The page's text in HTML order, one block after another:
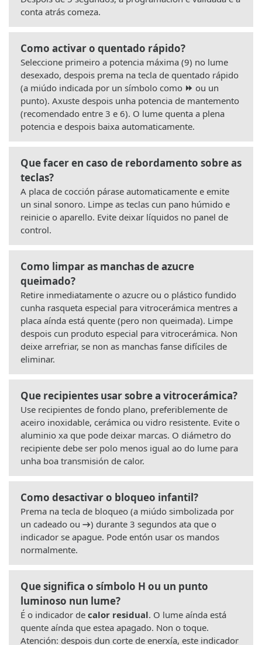
conta atrás comeza.
Como activar o quentado rápido?
Seleccione primeiro a potencia máxima (9) no lume
desexado, despois prema na tecla de quentado rápido
(a miúdo indicada por un símbolo como ⏩ ou un
punto). Axuste despois unha potencia de mantemento
(recomendado entre 3 e 6). O lume quenta a plena
potencia e despois baixa automaticamente.
Que facer en caso de rebordamento sobre as
teclas?
A placa de cocción párase automaticamente e emite
un sinal sonoro. Limpe as teclas cun pano húmido e
reinicie o aparello. Evite deixar líquidos no panel de
control.
Como limpar as manchas de azucre
queimado?
Retire inmediatamente o azucre ou o plástico fundido
cunha rasqueta especial para vitrocerámica mentres a
placa aínda está quente (pero non queimada). Limpe
despois cun produto especial para vitrocerámica. Non
deixe arrefriar, se non as manchas fanse difíciles de
eliminar.
Que recipientes usar sobre a vitrocerámica?
Use recipientes de fondo plano, preferiblemente de
aceiro inoxidable, cerámica ou vidro resistente. Evite o
aluminio xa que pode deixar marcas. O diámetro do
recipiente debe ser polo menos igual ao do lume para
unha boa transmisión de calor.
Como desactivar o bloqueo infantil?
Prema na tecla de bloqueo (a miúdo simbolizada por
un cadeado ou →) durante 3 segundos ata que o
indicador se apague. Pode entón usar os mandos
normalmente.
Que significa o símbolo H ou un punto
luminoso nun lume?
É o indicador de calor residual. O lume aínda está
quente aínda que estea apagado. Non o toque.
Atención: despois dun corte de enerxía, este indicador